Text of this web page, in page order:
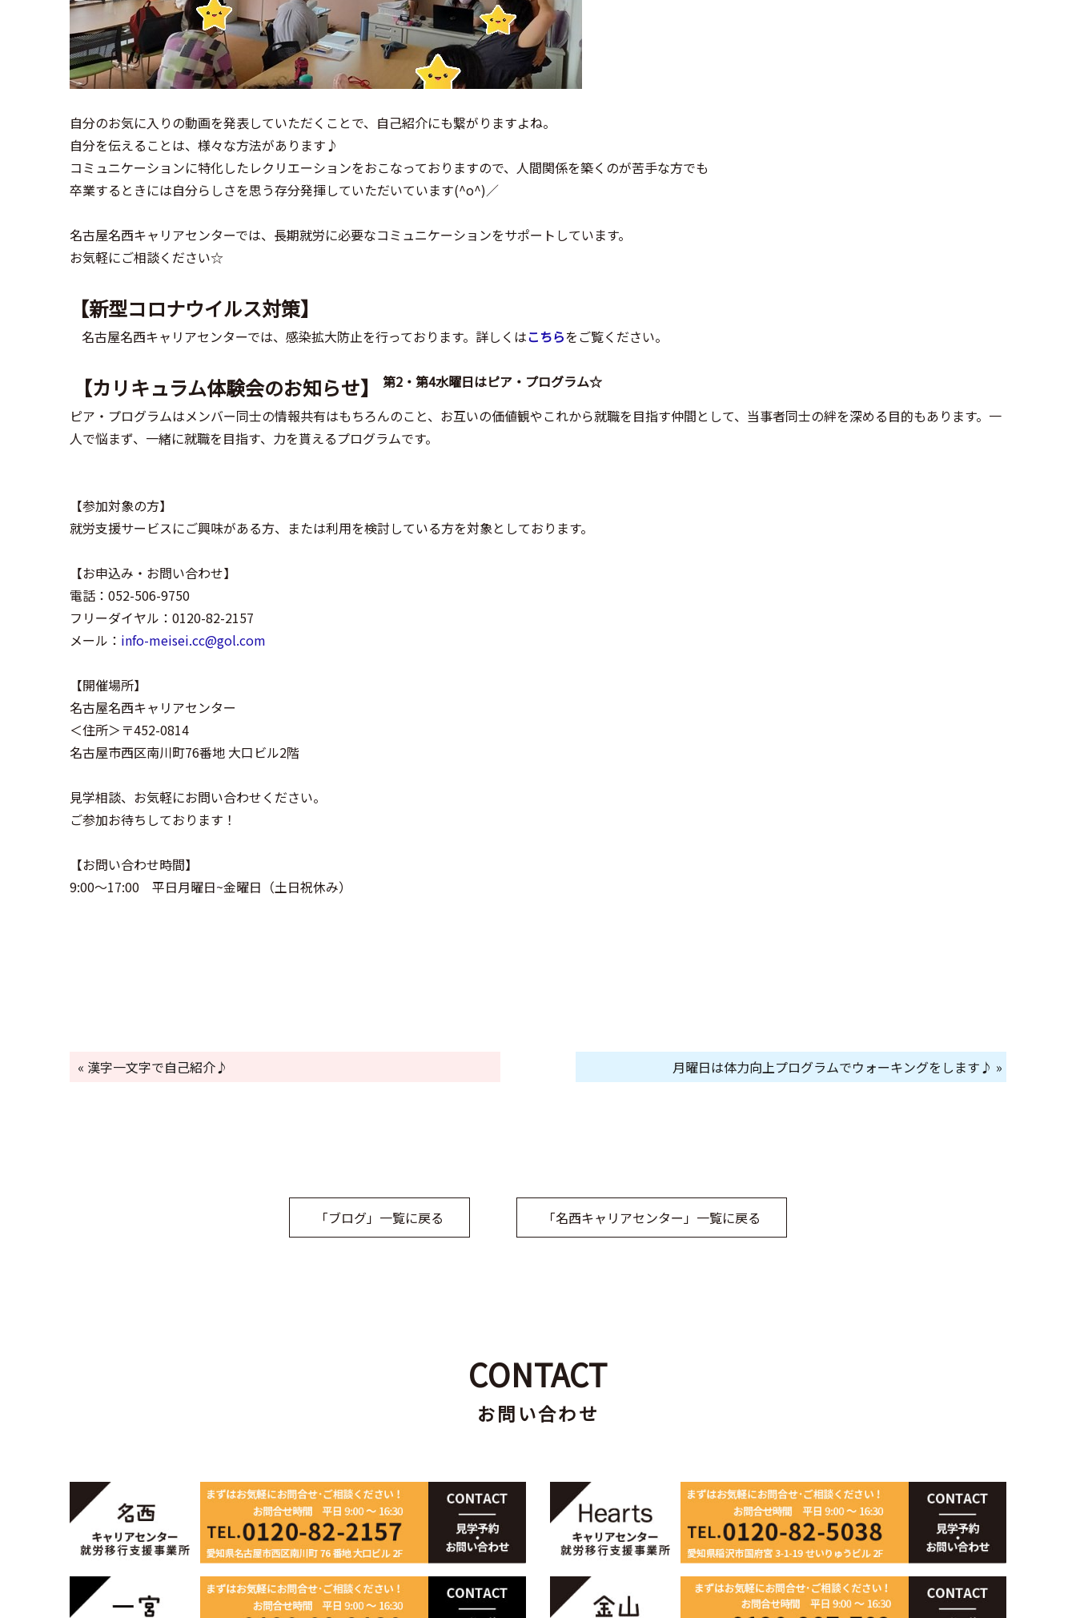
自分のお気に入りの動画を発表していただくことで、自己紹介にも繋がりますよね。
自分を伝えることは、様々な方法があります♪
コミュニケーションに特化したレクリエーションをおこなっておりますので、人間関係を築くのが苦手な方でも
卒業するときには自分らしさを思う存分発揮していただいています(^o^)／
名古屋名西キャリアセンターでは、長期就労に必要なコミュニケーションをサポートしています。
お気軽にご相談ください☆
【新型コロナウイルス対策】
名古屋名西キャリアセンターでは、感染拡大防止を行っております。詳しくはこちらをご覧ください。
【カリキュラム体験会のお知らせ】
第2・第4水曜日はピア・プログラム☆
ピア・プログラムはメンバー同士の情報共有はもちろんのこと、お互いの価値観やこれから就職を目指す仲間として、当事者同士の絆を深める目的もあります。一
人で悩まず、一緒に就職を目指す、力を貰えるプログラムです。
【参加対象の方】
就労支援サービスにご興味がある方、または利用を検討している方を対象としております。
【お申込み・お問い合わせ】
電話：052-506-9750
フリーダイヤル：0120-82-2157
メール： info-meisei.cc@gol.com
【開催場所】
名古屋名西キャリアセンター
＜住所＞〒452-0814
名古屋市西区南川町76番地 大口ビル2階
見学相談、お気軽にお問い合わせください。
ご参加お待ちしております！
【お問い合わせ時間】
9:00～17:00 平日月曜日~金曜日（土日祝休み）
« 漢字一文字で自己紹介♪ 月曜日は体力向上プログラムでウォーキングをします♪ »
「ブログ」一覧に戻る 「名西キャリアセンター」一覧に戻る
CONTACT
お問い合わせ